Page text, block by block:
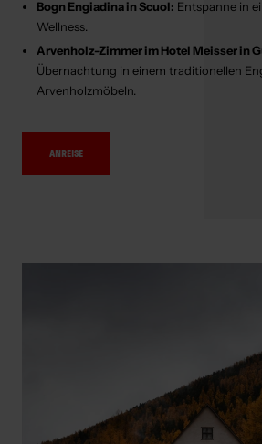
Bogn Engiadina in Scuol: Entspanne in
Wellness.
Arvenholz-Zimmer im Hotel Meisser in
Übernachtung in einem traditionellen
Arvenholzmöbeln.
ANREISE